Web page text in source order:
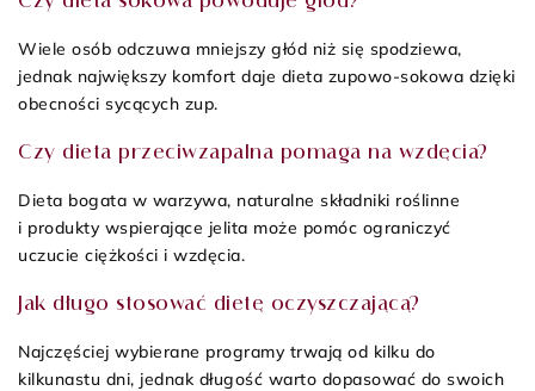
Wiele osób odczuwa mniejszy głód niż się spodziewa,
jednak największy komfort daje dieta zupowo-sokowa dzięki
obecności sycących zup.
Czy dieta przeciwzapalna pomaga na wzdęcia?
Dieta bogata w warzywa, naturalne składniki roślinne
i produkty wspierające jelita może pomóc ograniczyć
uczucie ciężkości i wzdęcia.
Jak długo stosować dietę oczyszczającą?
Najczęściej wybierane programy trwają od kilku do
kilkunastu dni, jednak długość warto dopasować do swoich